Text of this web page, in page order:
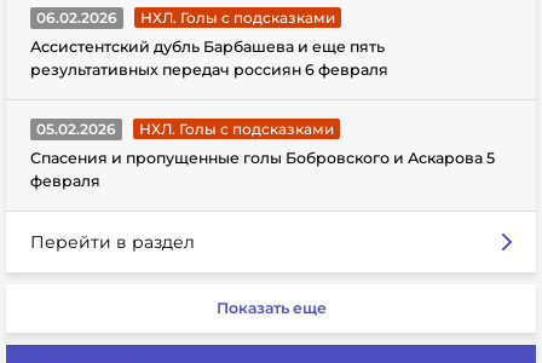
06.02.2026
НХЛ. Голы с подсказками
Ассистентский дубль Барбашева и еще пять
результативных передач россиян 6 февраля
05.02.2026
НХЛ. Голы с подсказками
Спасения и пропущенные голы Бобровского и Аскарова 5
февраля
Перейти в раздел
Показать еще